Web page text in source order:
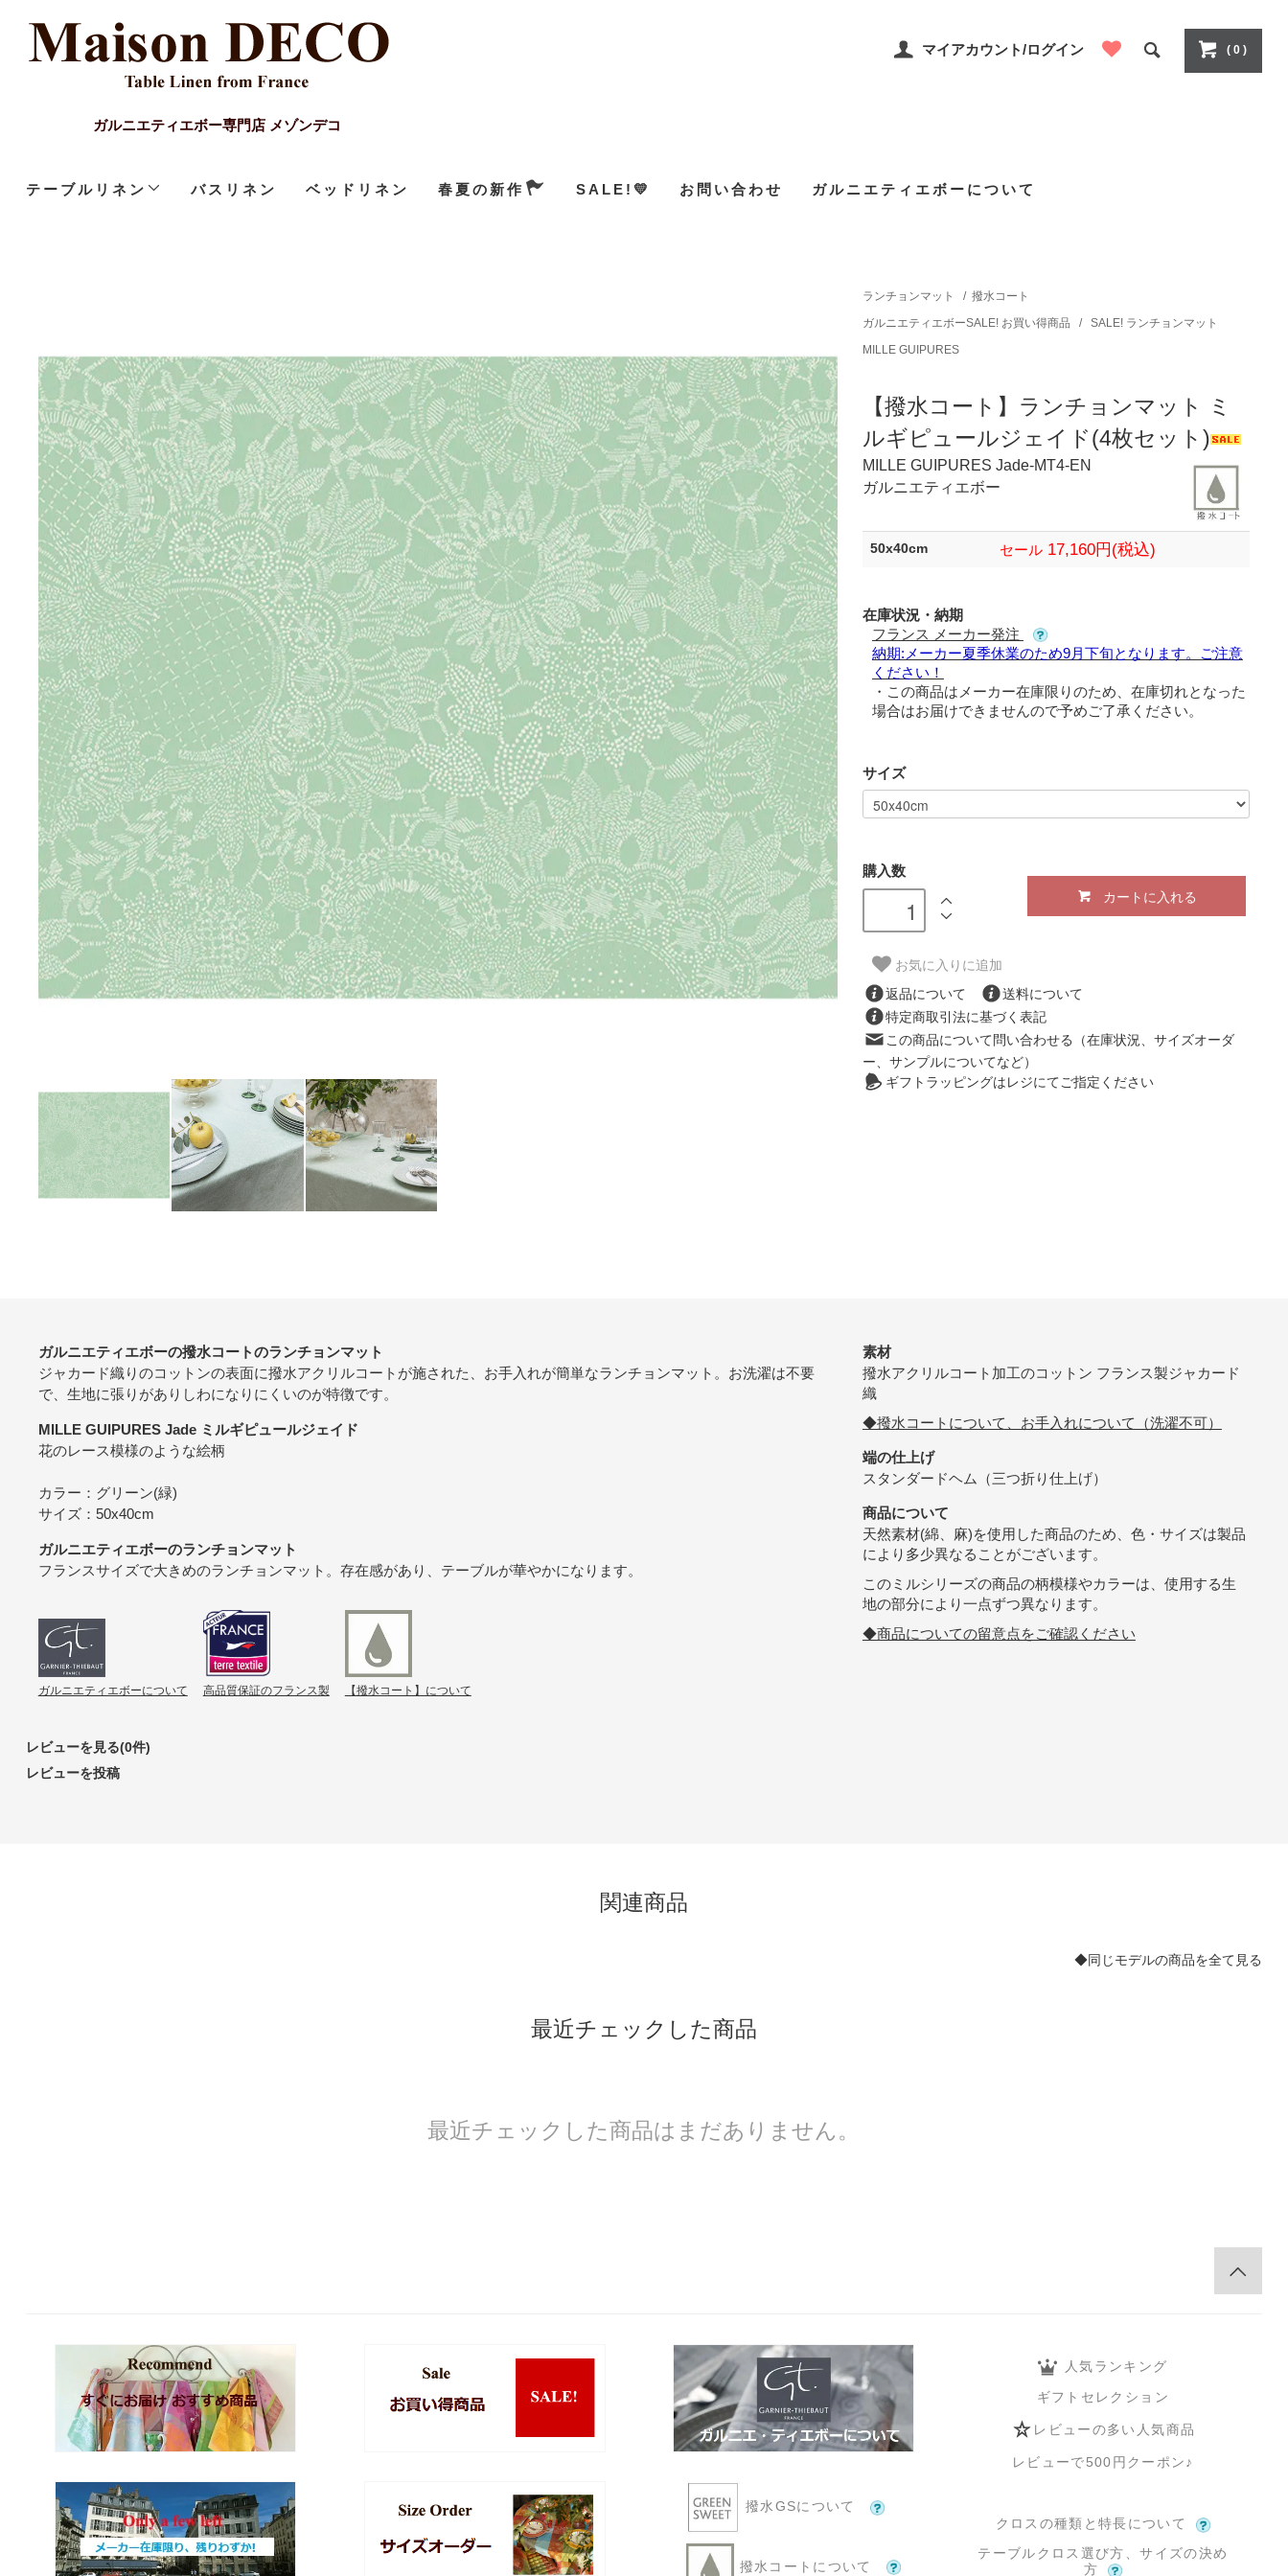
ガルニエティエボー専門店 メゾンデコ
マイアカウント/ログイン ( 0 )
テーブルリネン バスリネン ベッドリネン 春夏の新作 SALE!💛 お問い合わせ ガルニエティエボーについて
ランチョンマット / 撥水コート
ガルニエティエボーSALE! お買い得商品
/ SALE! ランチョンマット
MILLE GUIPURES
【撥水コート】ランチョンマット ミ
ルギピュールジェイド(4枚セット)
MILLE GUIPURES Jade-MT4-EN
ガルニエティエボー
50x40cm セール17,160円(税込)
在庫状況・納期
フランス メーカー発注
納期:メーカー夏季休業のため9月下旬となります。ご注意
ください！
・この商品はメーカー在庫限りのため、在庫切れとなった
場合はお届けできませんので予めご了承ください。
サイズ
購入数
カートに入れる
お気に入りに追加
返品について
送料について
特定商取引法に基づく表記
この商品について問い合わせる（在庫状況、サイズオーダ
ー、サンプルについてなど）
ギフトラッピングはレジにてご指定ください
ガルニエティエボーの撥水コートのランチョンマット
ジャカード織りのコットンの表面に撥水アクリルコートが施された、お手入れが簡単なランチョンマット。お洗濯は不要
で、生地に張りがありしわになりにくいのが特徴です。
MILLE GUIPURES Jade ミルギピュールジェイド
花のレース模様のような絵柄
カラー：グリーン(緑)
サイズ：50x40cm
ガルニエティエボーのランチョンマット
フランスサイズで大きめのランチョンマット。存在感があり、テーブルが華やかになります。
ガルニエティエボーについて 高品質保証のフランス製 【撥水コート】について
素材
撥水アクリルコート加工のコットン フランス製ジャカード
織
◆撥水コートについて、お手入れについて（洗濯不可）
端の仕上げ
スタンダードヘム（三つ折り仕上げ）
商品について
天然素材(綿、麻)を使用した商品のため、色・サイズは製品
により多少異なることがございます。
このミルシリーズの商品の柄模様やカラーは、使用する生
地の部分により一点ずつ異なります。
◆商品についての留意点をご確認ください
レビューを見る(0件)
レビューを投稿
関連商品
◆同じモデルの商品を全て見る
最近チェックした商品
最近チェックした商品はまだありません。
撥水GSについて
撥水コートについて
人気ランキング
ギフトセレクション
レビューの多い人気商品
レビューで500円クーポン♪
クロスの種類と特長について
テーブルクロス選び方、サイズの決め
方